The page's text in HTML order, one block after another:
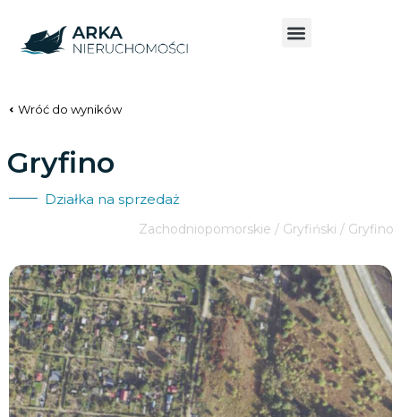
Wróć do wyników
Gryfino
Działka na sprzedaż
Zachodniopomorskie / Gryfiński / Gryfino